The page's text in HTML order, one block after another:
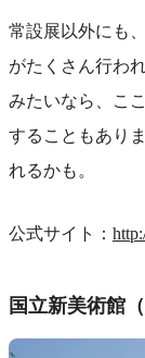
常設展以外にも
がたくさん行わ
みたいなら、こ
することもあり
れるかも。
公式サイト：
国立新美術館（